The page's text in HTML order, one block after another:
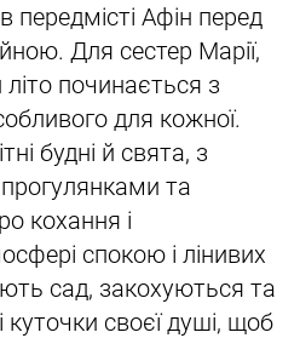
передмісті Афін перед
Для сестер Марії,
починається з
для кожної.
будні й свята, з
та
кохання і
спокою і лінивих
сад, закохуються та
своєї душі, щоб